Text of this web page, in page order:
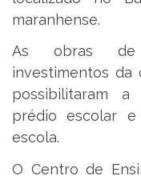
maranhense.
As obras de
investimentos da
possibilitaram a
prédio escolar
escola.
O Centro de